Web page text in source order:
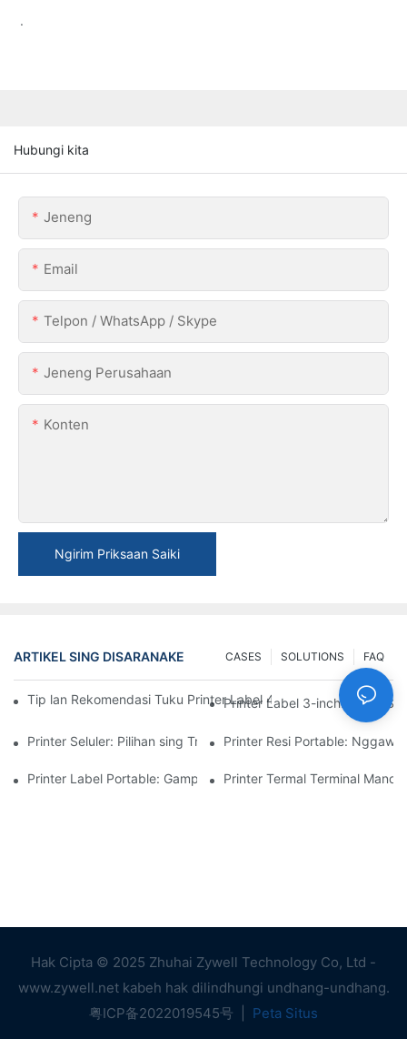
.
Hubungi kita
Jeneng
Email
Telpon / WhatsApp / Skype
Jeneng Perusahaan
Konten
Ngirim Priksaan Saiki
ARTIKEL SING DISARANAKE FAQ
SOLUTIONS
CASES
Tip lan Rekomendasi Tuku Printer Label 4-inci Sing Sampeyan
Printer Label 3-inch: Solusi
Printer Seluler: Pilihan sing Trep Kanggo Nyetak Kapan Saja,
Printer Resi Portable: Nggawe
Printer Label Portable: Gampang Nggawe Label Pribadi
Printer Termal Terminal
Hak Cipta © 2025 Zhuhai Zywell Technology Co, Ltd -
www.zywell.net kabeh hak dilindhungi undhang-undhang.
粤ICP备2022019545号
Peta Situs